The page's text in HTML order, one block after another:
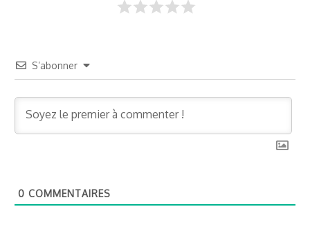
S’abonner
0 COMMENTAIRES